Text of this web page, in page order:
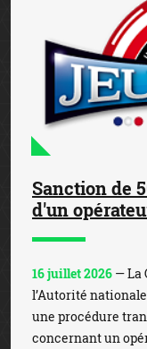
Sanction de
d'un
16 juillet 2026 — La
l’Autorité
une procédure
concernant un